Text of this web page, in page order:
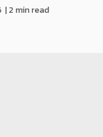
| 2 min read